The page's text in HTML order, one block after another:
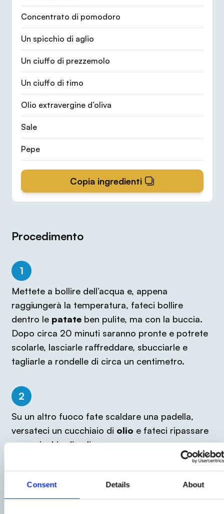
Consent Details About
Concentrato di pomodoro
Un spicchio di aglio
Un ciuffo di prezzemolo
Un ciuffo di timo
Olio extravergine d’oliva
Sale
Pepe
Copia ingredienti
Procedimento
1
Mettete a bollire dell’acqua e, appena
raggiungerà la temperatura, fateci bollire
dentro le patateben pulite, ma con la buccia.
Dopo circa 20 minuti saranno pronte e potrete
scolarle, lasciarle raffreddare, sbucciarle e
tagliarle a rondelle di circa un centimetro.
2
Su un altro fuoco fate scaldare una padella,
versateci un cucchiaio di olio e fateci ripassare
uno spicchio di aglio.
Nel frattempo mondate ifunghi, tagliateli a